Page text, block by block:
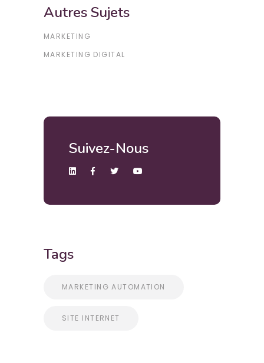
Autres Sujets
MARKETING
MARKETING DIGITAL
Suivez-Nous
Tags
MARKETING AUTOMATION
SITE INTERNET